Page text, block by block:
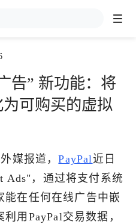
告” 新功能：将
可购买的虚拟
媒报道，PayPal近日
Ads"，通过将支付系统
能在任何在线广告中嵌
用PayPal交易数据，